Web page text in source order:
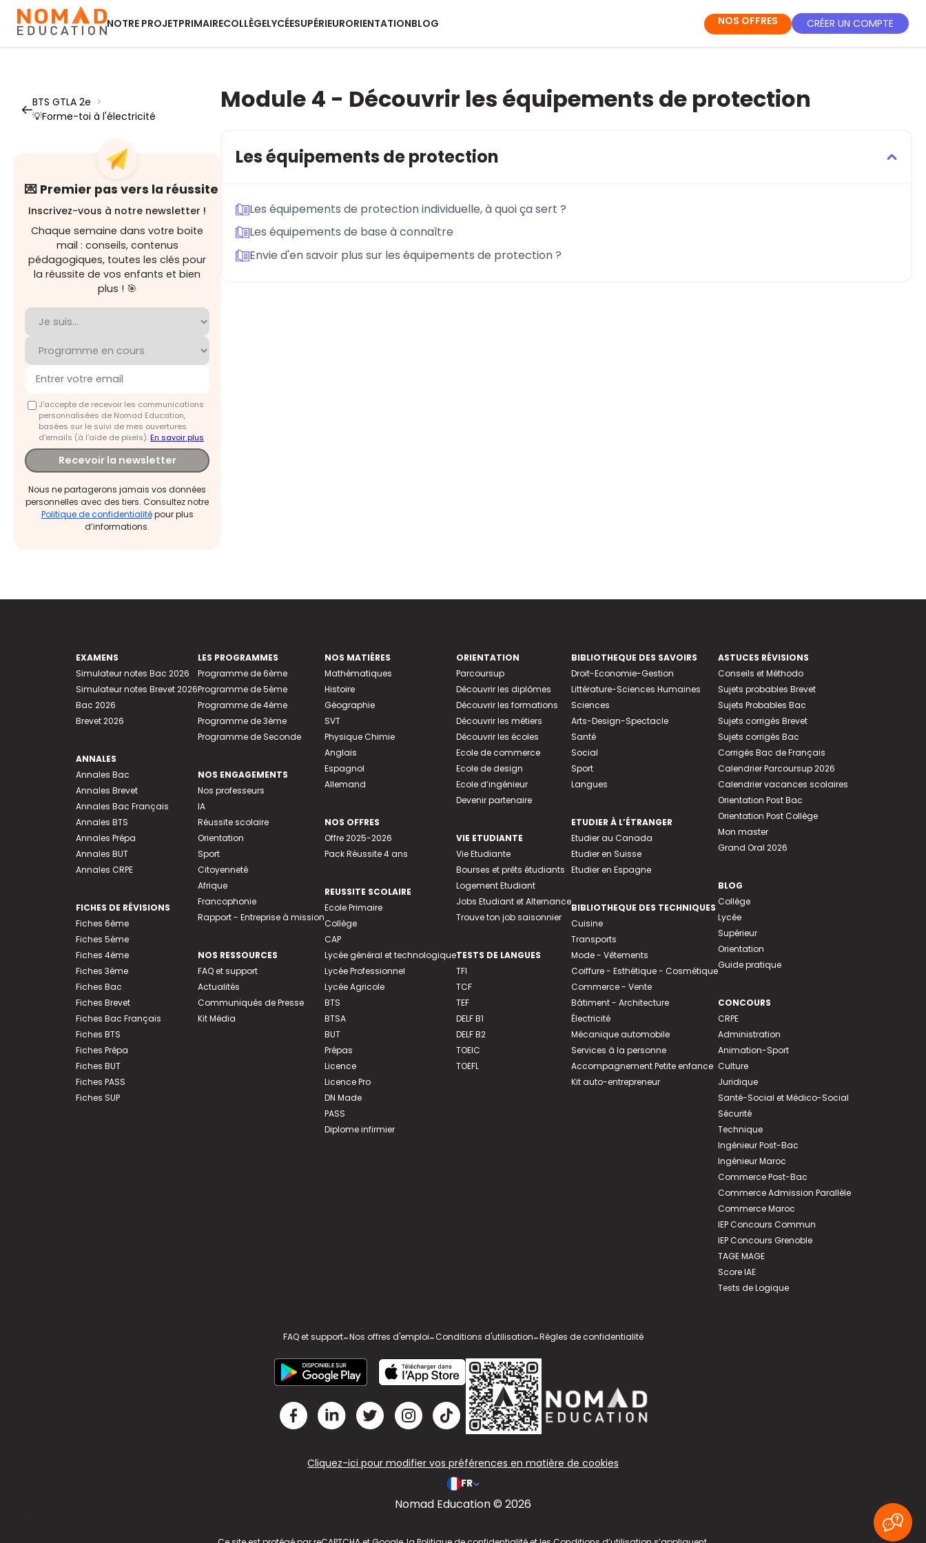
NOTRE PROJETPRIMAIRECOLLÈGELYCÉESUPÉRIEURORIENTATIONBLOG NOS OFFRES CRÉER UN COMPTE
BTS GTLA 2e >
💡Forme-toi à l'électricité
💌 Premier pas vers la réussite
Inscrivez-vous à notre newsletter !
Chaque semaine dans votre boite
mail : conseils, contenus
pédagogiques, toutes les clés pour
la réussite de vos enfants et bien
plus ! 🎯
J'accepte de recevoir les communications
personnalisées de Nomad Education,
basées sur le suivi de mes ouvertures
d'emails (à l’aide de pixels).En savoir plus
Recevoir la newsletter
Nous ne partagerons jamais vos données
personnelles avec des tiers. Consultez notre
Politique de confidentialitépour plus
d’informations.
Module 4 - Découvrir les équipements de protection
Les équipements de protection
Les équipements de protection individuelle, à quoi ça sert ?
Les équipements de base à connaître
Envie d'en savoir plus sur les équipements de protection ?
EXAMENS
Simulateur notes Bac 2026
Simulateur notes Brevet 2026
Bac 2026
Brevet 2026
ANNALES
Annales Bac
Annales Brevet
Annales Bac Français
Annales BTS
Annales Prépa
Annales BUT
Annales CRPE
FICHES DE RÉVISIONS
Fiches 6ème
Fiches 5ème
Fiches 4ème
Fiches 3ème
Fiches Bac
Fiches Brevet
Fiches Bac Français
Fiches BTS
Fiches Prépa
Fiches BUT
Fiches PASS
Fiches SUP
LES PROGRAMMES
Programme de 6ème
Programme de 5ème
Programme de 4ème
Programme de 3ème
Programme de Seconde
NOS ENGAGEMENTS
Nos professeurs
IA
Réussite scolaire
Orientation
Sport
Citoyenneté
Afrique
Francophonie
Rapport - Entreprise à mission
NOS RESSOURCES
FAQ et support
Actualités
Communiqués de Presse
Kit Média
NOS MATIÈRES
Mathématiques
Histoire
Géographie
SVT
Physique Chimie
Anglais
Espagnol
Allemand
NOS OFFRES
Offre 2025-2026
Pack Réussite 4 ans
REUSSITE SCOLAIRE
Ecole Primaire
Collège
CAP
Lycée général et technologique
Lycée Professionnel
Lycée Agricole
BTS
BTSA
BUT
Prépas
Licence
Licence Pro
DN Made
PASS
Diplome infirmier
ORIENTATION
Parcoursup
Découvrir les diplômes
Découvrir les formations
Découvrir les métiers
Découvrir les écoles
Ecole de commerce
Ecole de design
Ecole d’ingénieur
Devenir partenaire
VIE ETUDIANTE
Vie Etudiante
Bourses et prêts étudiants
Logement Etudiant
Jobs Etudiant et Alternance
Trouve ton job saisonnier
TESTS DE LANGUES
TFI
TCF
TEF
DELF B1
DELF B2
TOEIC
TOEFL
BIBLIOTHEQUE DES SAVOIRS
Droit-Economie-Gestion
Littérature-Sciences Humaines
Sciences
Arts-Design-Spectacle
Santé
Social
Sport
Langues
ETUDIER À L’ÉTRANGER
Etudier au Canada
Etudier en Suisse
Etudier en Espagne
BIBLIOTHEQUE DES TECHNIQUES
Cuisine
Transports
Mode - Vêtements
Coiffure - Esthétique - Cosmétique
Commerce - Vente
Bâtiment - Architecture
Électricité
Mécanique automobile
Services à la personne
Accompagnement Petite enfance
Kit auto-entrepreneur
ASTUCES RÉVISIONS
Conseils et Méthodo
Sujets probables Brevet
Sujets Probables Bac
Sujets corrigés Brevet
Sujets corrigés Bac
Corrigés Bac de Français
Calendrier Parcoursup 2026
Calendrier vacances scolaires
Orientation Post Bac
Orientation Post Collège
Mon master
Grand Oral 2026
BLOG
Collège
Lycée
Supérieur
Orientation
Guide pratique
CONCOURS
CRPE
Administration
Animation-Sport
Culture
Juridique
Santé-Social et Médico-Social
Sécurité
Technique
Ingénieur Post-Bac
Ingénieur Maroc
Commerce Post-Bac
Commerce Admission Parallèle
Commerce Maroc
IEP Concours Commun
IEP Concours Grenoble
TAGE MAGE
Score IAE
Tests de Logique
FAQ et support-Nos offres d'emploi-Conditions d'utilisation-Règles de confidentialité
Cliquez-ici pour modifier vos préférences en matière de cookies
FR
Nomad Education © 2026